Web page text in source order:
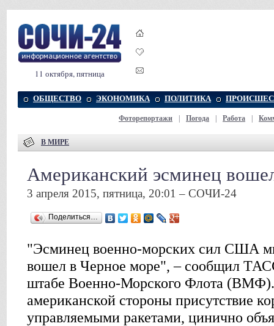
11 октября, пятница
ОБЩЕСТВО ЭКОНОМИКА ПОЛИТИКА
Фоторепортажи Погода Работа
В МИРЕ
Американский эсминец
3 апреля 2015, пятница, 20:01 – СОЧИ-24
Поделиться…
"Эсминец военно-морских сил США
вошел в Черное море", – сообщил
штабе Военно-Морского Флота
американской стороны присутствие
управляемыми ракетами, цинично